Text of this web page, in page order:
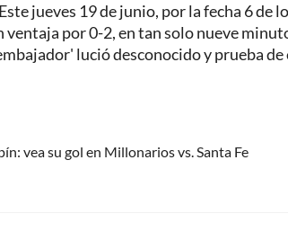
jueves 19 de junio, por la fecha 6 de
ventaja por 0-2, en tan solo nueve
lució desconocido y prueba
vea su gol en Millonarios vs. Santa Fe